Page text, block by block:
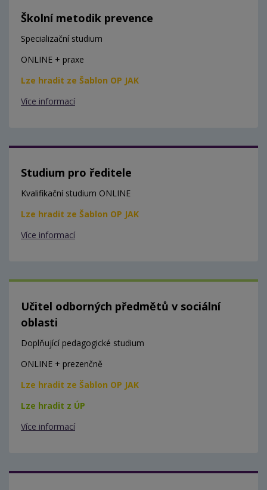
Školní metodik prevence
Specializační studium
ONLINE + praxe
Lze hradit ze Šablon OP JAK
Více informací
Studium pro ředitele
Kvalifikační studium ONLINE
Lze hradit ze Šablon OP JAK
Více informací
Učitel odborných předmětů v sociální
oblasti
Doplňující pedagogické studium
ONLINE + prezenčně
Lze hradit ze Šablon OP JAK
Lze hradit z ÚP
Více informací